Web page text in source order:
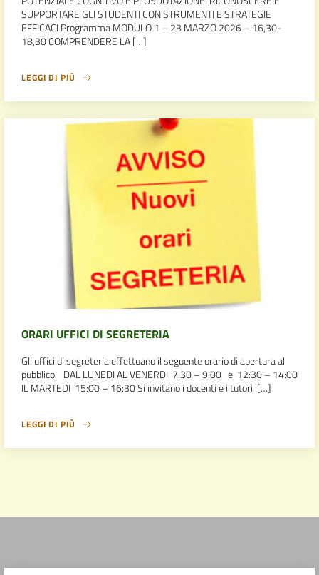
SUPPORTARE GLI STUDENTI CON STRUMENTI E STRATEGIE
EFFICACI Programma MODULO 1 – 23 MARZO 2026 – 16,30-
18,30 COMPRENDERE LA […]
LEGGI DI PIÙ
ORARI UFFICI DI SEGRETERIA
Gli uffici di segreteria effettuano il seguente orario di apertura al
pubblico: DAL LUNEDI AL VENERDI 7.30 – 9:00 e 12:30 – 14:00
IL MARTEDI 15:00 – 16:30 Si invitano i docenti e i tutori […]
LEGGI DI PIÙ